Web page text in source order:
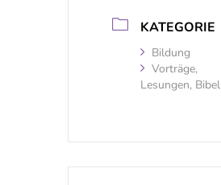
KATEGORIE
Bildung
Vorträge,
Lesungen, Bibel